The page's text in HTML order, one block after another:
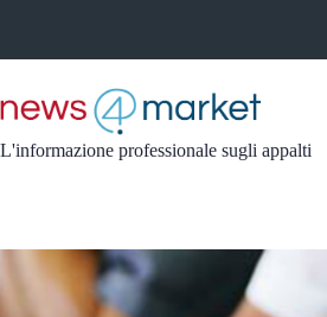
L'informazione professionale sugli appalti